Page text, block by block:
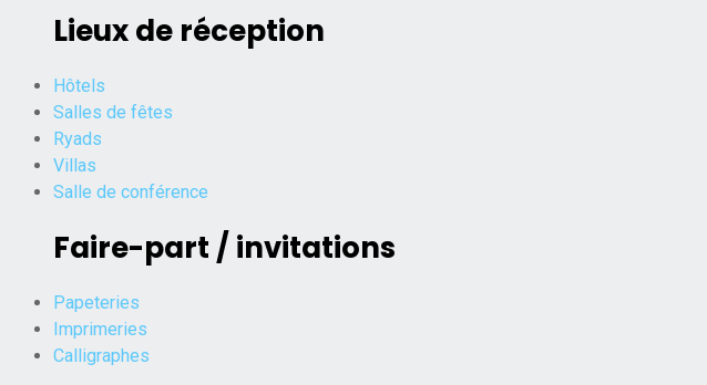
Lieux de réception
Hôtels
Salles de fêtes
Ryads
Villas
Salle de conférence
Faire-part / invitations
Papeteries
Imprimeries
Calligraphes